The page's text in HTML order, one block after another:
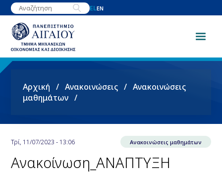
Παράκαμψη
προς
κυρίως
περιεχόμενο
ELEN
Breadcrumb
Αρχική Ανακοινώσεις
Ανακοινώσεις
μαθημάτων
Τρί, 11/07/2023 - 13:06 Ανακοινώσεις μαθημάτων
Ανακοίνωση_ΑΝΑΠΤΥΞΗ